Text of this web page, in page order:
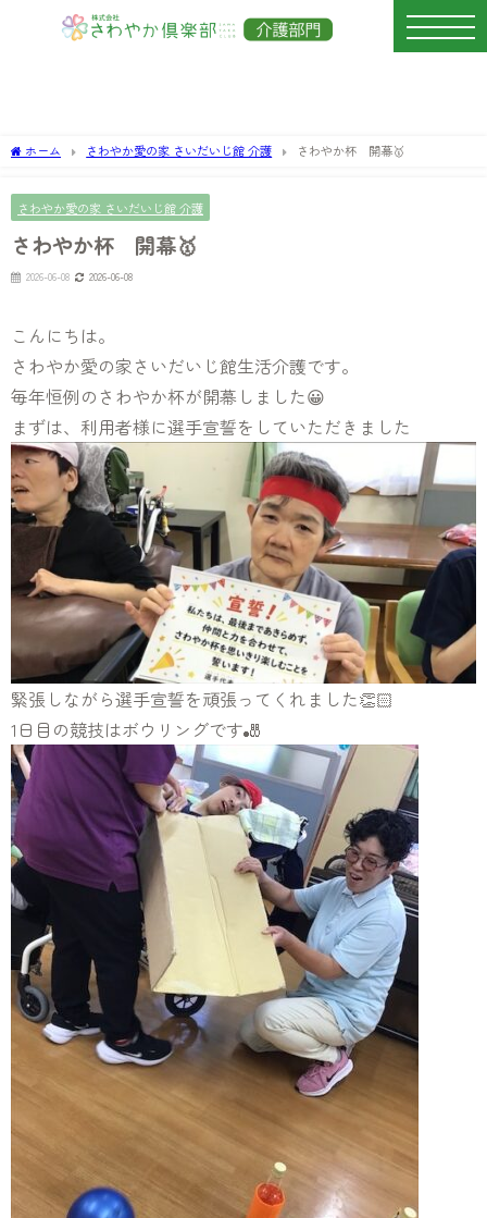
ホーム さわやか愛の家 さいだいじ館 介護 さわやか杯 開幕🥇
さわやか愛の家 さいだいじ館 介護
さわやか杯 開幕🥇
2026-06-08 2026-06-08
こんにちは。
さわやか愛の家さいだいじ館生活介護です。
毎年恒例のさわやか杯が開幕しました😀
まずは、利用者様に選手宣誓をしていただきました
緊張しながら選手宣誓を頑張ってくれました👏🏻
1日目の競技はボウリングです🎳